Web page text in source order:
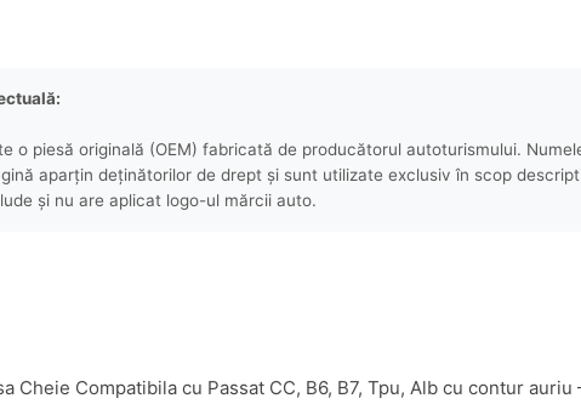
o piesă originală (OEM) fabricată de producătorul autoturismului.
aparțin deținătorilor de drept și sunt utilizate exclusiv în scop
și nu are aplicat logo-ul mărcii auto.
Cheie Compatibila cu Passat CC, B6, B7, Tpu, Alb cu contur auriu